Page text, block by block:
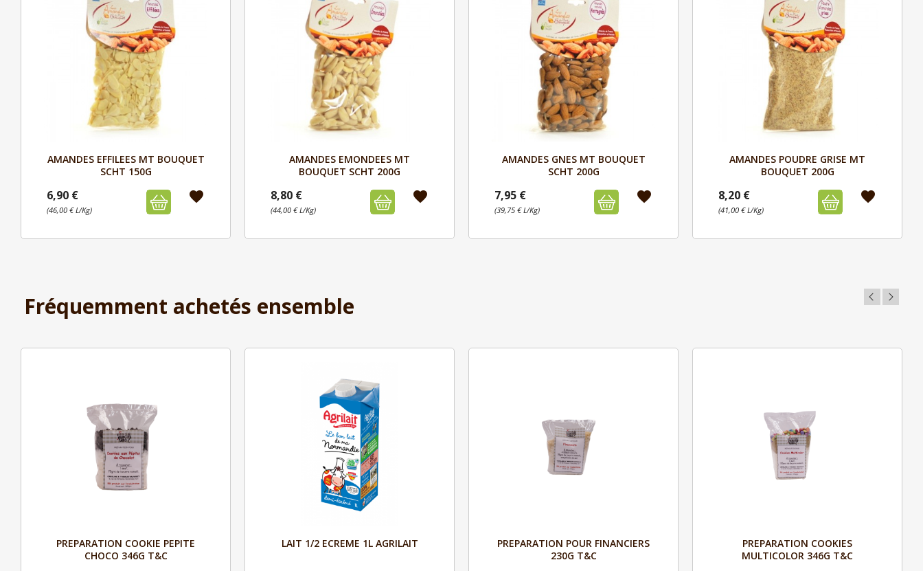
Aperçu
AMANDES EFFILEES MT BOUQUET
SCHT 150G
6,90 €
(46,00 € L/Kg)
favorite
 Aperçu
AMANDES EMONDEES MT
BOUQUET SCHT 200G
8,80 €
(44,00 € L/Kg)
favorite
Aperçu
AMANDES GNES MT BOUQUET
SCHT 200G
7,95 €
(39,75 € L/Kg)
favorite
Aperçu
AMANDES POUDRE GRISE MT
BOUQUET 200G
8,20 €
(41,00 € L/Kg)
favorite
Fréquemment achetés ensemble
Aperçu
PREPARATION COOKIE PEPITE
CHOCO 346G T&C
Aperçu
LAIT 1/2 ECREME 1L AGRILAIT Aperçu
PREPARATION POUR FINANCIERS
230G T&C
Aperçu
PREPARATION COOKIES
MULTICOLOR 346G T&C